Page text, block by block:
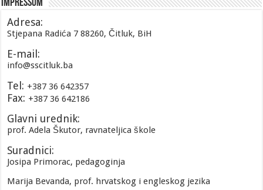
Impressum
Adresa:
Stjepana Radića 7 88260, Čitluk, BiH
E-mail:
info@sscitluk.ba
Tel: +387 36 642357
Fax: +387 36 642186
Glavni urednik:
prof. Adela Škutor, ravnateljica škole
Suradnici:
Josipa Primorac, pedagoginja
Marija Bevanda, prof. hrvatskog i engleskog jezika